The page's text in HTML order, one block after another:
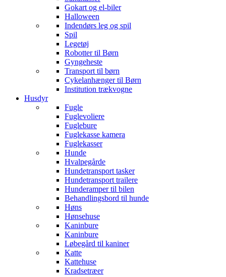
Gokart og el-biler
Halloween
Indendørs leg og spil
Spil
Legetøj
Robotter til Børn
Gyngeheste
Transport til børn
Cykelanhænger til Børn
Institution trækvogne
Husdyr
Fugle
Fuglevoliere
Fuglebure
Fuglekasse kamera
Fuglekasser
Hunde
Hvalpegårde
Hundetransport tasker
Hundetransport trailere
Hunderamper til bilen
Behandlingsbord til hunde
Høns
Hønsehuse
Kaninbure
Kaninbure
Løbegård til kaniner
Katte
Kattehuse
Kradsetræer